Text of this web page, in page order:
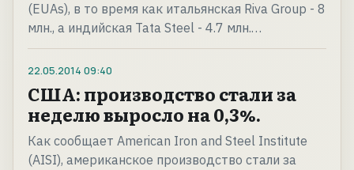
(EUAs), в то время как итальянская Riva Group - 8
млн., а индийская Tata Steel - 4.7 млн.…
22.05.2014 09:40
США: производство стали за
неделю выросло на 0,3%.
Как сообщает American Iron and Steel Institute
(AISI), американское производство стали за